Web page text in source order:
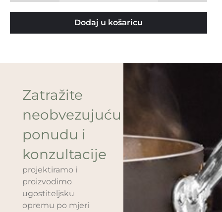
Dodaj u košaricu
Zatražite
neobvezujuću
ponudu i
konzultacije
projektiramo i
proizvodimo
ugostiteljsku
opremu po mjeri